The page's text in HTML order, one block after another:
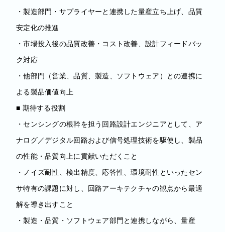
・製造部門・サプライヤーと連携した量産立ち上げ、品質
安定化の推進
・市場投入後の品質改善・コスト改善、設計フィードバッ
ク対応
・他部門（営業、品質、製造、ソフトウェア）との連携に
よる製品価値向上
■ 期待する役割
・センシングの根幹を担う回路設計エンジニアとして、ア
ナログ／デジタル回路および信号処理技術を駆使し、製品
の性能・品質向上に貢献いただくこと
・ノイズ耐性、検出精度、応答性、環境耐性といったセン
サ特有の課題に対し、回路アーキテクチャの観点から最適
解を導き出すこと
・製造・品質・ソフトウェア部門と連携しながら、量産